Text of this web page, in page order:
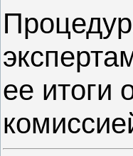
ее итоги